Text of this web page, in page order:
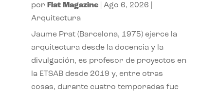
por Flat Magazine| Ago 6, 2026
Arquitectura
Jaume Prat (Barcelona, 1975) ejerce la
arquitectura desde la docencia y la
divulgación, es profesor de proyectos en
la ETSAB desde 2019 y, entre otras
cosas, durante cuatro temporadas fue